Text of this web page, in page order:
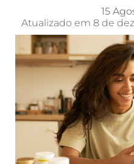
15
Atualizado em 8 de